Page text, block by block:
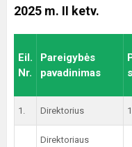
2025 m. II ketv.
Eil.
Nr.
Pareigybės
pavadinimas
1. Direktorius 1
Direktoriaus